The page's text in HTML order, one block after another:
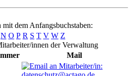
dem Anfangsbuchstaben:
N O P R S T V W Z
innen der Verwaltung
Mail